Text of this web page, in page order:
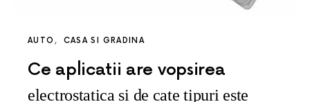
AUTO CASA SI GRADINA
Ce aplicatii are vopsirea
electrostatica si de cate tipuri este